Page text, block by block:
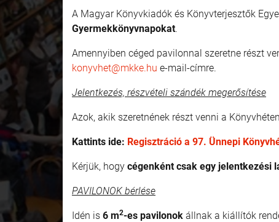
A Magyar Könyvkiadók és Könyvterjesztők
Gyermekkönyvnapokat.
Amennyiben céged pavilonnal szeretne részt
konyvhet@mkke.hu e-mail-címre.
Jelentkezés, részvételi szándék megerősítése
Azok, akik szeretnének részt venni a Könyvhéten
Kattints ide: Regisztráció a 97. Ünnepi
Kérjük, hogy cégenként csak egy jelentkezési
PAVILONOK bérlése
Idén is 6 m2-es pavilonok állnak a kiállítók